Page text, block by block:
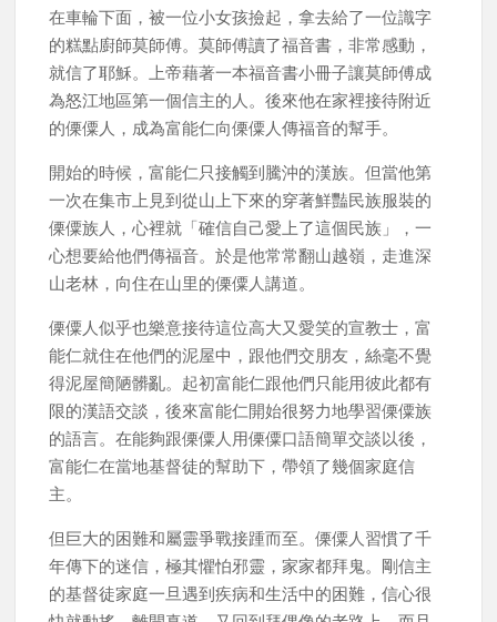
在車輪下面，被一位小女孩撿起，拿去給了一位識字
的糕點廚師莫師傅。莫師傅讀了福音書，非常感動，
就信了耶穌。上帝藉著一本福音書小冊子讓莫師傅成
為怒江地區第一個信主的人。後來他在家裡接待附近
的傈僳人，成為富能仁向傈僳人傳福音的幫手。
開始的時候，富能仁只接觸到騰沖的漢族。但當他第
一次在集市上見到從山上下來的穿著鮮豔民族服裝的
傈僳族人，心裡就「確信自己愛上了這個民族」，一
心想要給他們傳福音。於是他常常翻山越嶺，走進深
山老林，向住在山里的傈僳人講道。
傈僳人似乎也樂意接待這位高大又愛笑的宣教士，富
能仁就住在他們的泥屋中，跟他們交朋友，絲毫不覺
得泥屋簡陋髒亂。起初富能仁跟他們只能用彼此都有
限的漢語交談，後來富能仁開始很努力地學習傈僳族
的語言。在能夠跟傈僳人用傈僳口語簡單交談以後，
富能仁在當地基督徒的幫助下，帶領了幾個家庭信
主。
但巨大的困難和屬靈爭戰接踵而至。傈僳人習慣了千
年傳下的迷信，極其懼怕邪靈，家家都拜鬼。剛信主
的基督徒家庭一旦遇到疾病和生活中的困難，信心很